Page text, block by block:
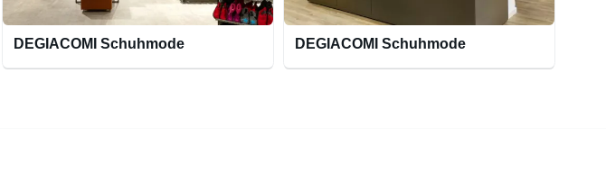
DEGIACOMI Schuhmode DEGIACOMI Schuhmode